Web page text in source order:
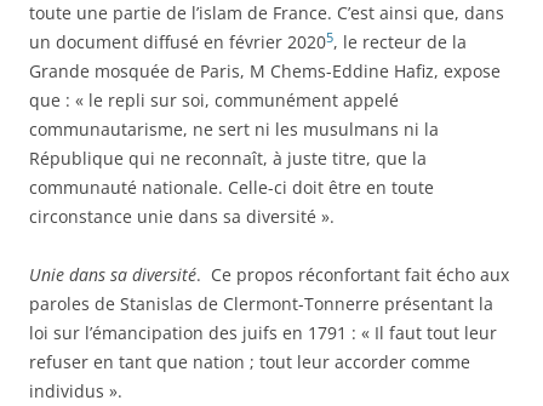
toute une partie de l’islam de France. C’est ainsi que, dans
un document diffusé en février 20205, le recteur de la
Grande mosquée de Paris, M Chems-Eddine Hafiz, expose
que : « le repli sur soi, communément appelé
communautarisme, ne sert ni les musulmans ni la
République qui ne reconnaît, à juste titre, que la
communauté nationale. Celle-ci doit être en toute
circonstance unie dans sa diversité ».
Unie dans sa diversité. Ce propos réconfortant fait écho aux
paroles de Stanislas de Clermont-Tonnerre présentant la
loi sur l’émancipation des juifs en 1791 : « Il faut tout leur
refuser en tant que nation ; tout leur accorder comme
individus ».